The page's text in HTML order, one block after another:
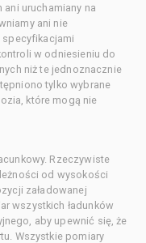
uruchamiany na
ani nie
specyfikacjami
w odniesieniu do
niż te jednoznacznie
tylko wybrane
które mogą nie
Rzeczywiste
od wysokości
załadowanej
wszystkich ładunków
aby upewnić się, że
Wszystkie pomiary